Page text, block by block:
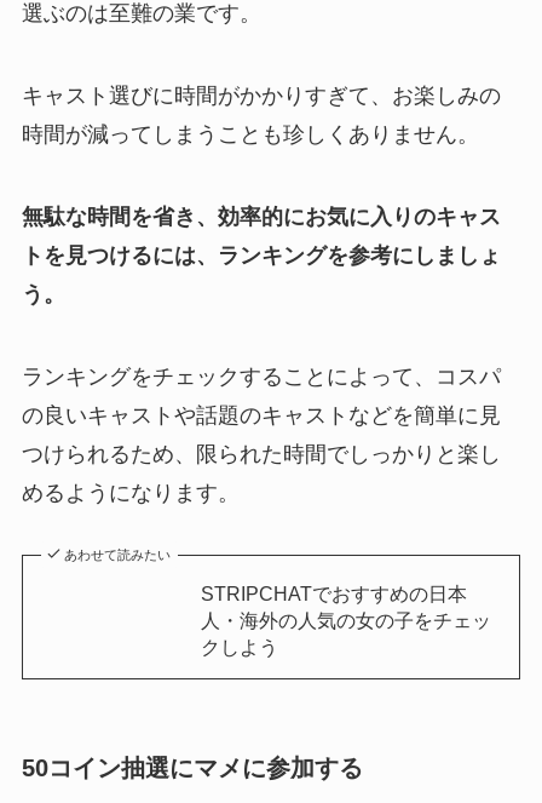
選ぶのは至難の業です。
キャスト選びに時間がかかりすぎて、お楽しみの
時間が減ってしまうことも珍しくありません。
無駄な時間を省き、効率的にお気に入りのキャス
トを見つけるには、ランキングを参考にしましょ
う。
ランキングをチェックすることによって、コスパ
の良いキャストや話題のキャストなどを簡単に見
つけられるため、限られた時間でしっかりと楽し
めるようになります。
あわせて読みたい
STRIPCHATでおすすめの日本
人・海外の人気の女の子をチェッ
クしよう
50コイン抽選にマメに参加する